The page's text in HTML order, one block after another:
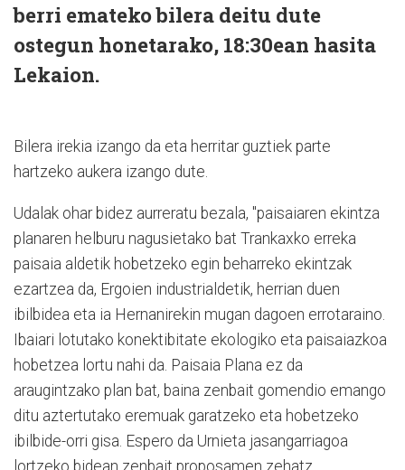
berri emateko bilera deitu dute
ostegun honetarako, 18:30ean hasita
Lekaion.
Bilera irekia izango da eta herritar guztiek parte
hartzeko aukera izango dute.
Udalak ohar bidez aurreratu bezala, "paisaiaren ekintza
planaren helburu nagusietako bat Trankaxko erreka
paisaia aldetik hobetzeko egin beharreko ekintzak
ezartzea da, Ergoien industrialdetik, herrian duen
ibilbidea eta ia Hernanirekin mugan dagoen errotaraino.
Ibaiari lotutako konektibitate ekologiko eta paisaiazkoa
hobetzea lortu nahi da. Paisaia Plana ez da
araugintzako plan bat, baina zenbait gomendio emango
ditu aztertutako eremuak garatzeko eta hobetzeko
ibilbide-orri gisa. Espero da Urnieta jasangarriagoa
lortzeko bidean zenbait proposamen zehatz